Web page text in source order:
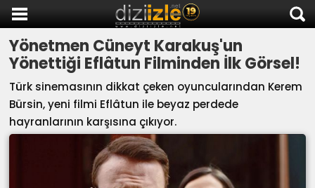
DİZİ İZLE
AKTİF DİZİLER
SON EKLENEN DİZİLER
TÜM DİZİLER
Yönetmen Cüneyt Karakuş'un
Yönettiği Eflâtun Filminden İlk Görsel!
Türk sinemasının dikkat çeken oyuncularından Kerem
Bürsin, yeni filmi Eflâtun ile beyaz perdede
hayranlarının karşısına çıkıyor.